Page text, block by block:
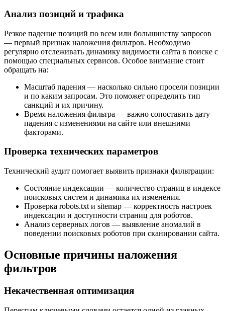
Анализ позиций и трафика
Резкое падение позиций по всем или большинству запросов
— первый признак наложения фильтров. Необходимо
регулярно отслеживать динамику видимости сайта в поиске с
помощью специальных сервисов. Особое внимание стоит
обращать на:
Масштаб падения — насколько сильно просели позиции
и по каким запросам. Это поможет определить тип
санкций и их причину.
Время наложения фильтра — важно сопоставить дату
падения с изменениями на сайте или внешними
факторами.
Проверка технических параметров
Технический аудит помогает выявить признаки фильтрации:
Состояние индексации — количество страниц в индексе
поисковых систем и динамика их изменения.
Проверка robots.txt и sitemap — корректность настроек
индексации и доступности страниц для роботов.
Анализ серверных логов — выявление аномалий в
поведении поисковых роботов при сканировании сайта.
Основные причины наложения
фильтров
Некачественная оптимизация